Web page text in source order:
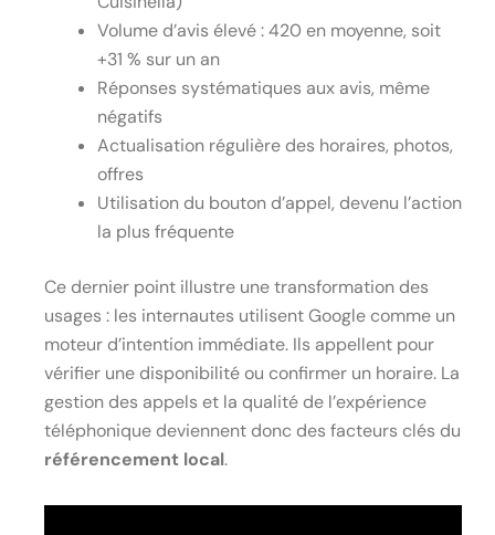
Volume d’avis élevé : 420 en moyenne, soit
+31 % sur un an
Réponses systématiques aux avis, même
négatifs
Actualisation régulière des horaires, photos,
offres
Utilisation du bouton d’appel, devenu l’action
la plus fréquente
Ce dernier point illustre une transformation des
usages : les internautes utilisent Google comme un
moteur d’intention immédiate. Ils appellent pour
vérifier une disponibilité ou confirmer un horaire. La
gestion des appels et la qualité de l’expérience
téléphonique deviennent donc des facteurs clés du
référencement local.